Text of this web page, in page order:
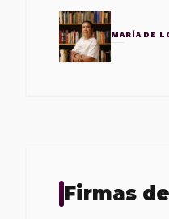
MARÍA DE
Firmas